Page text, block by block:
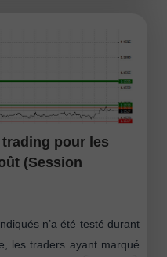
trading pour les
(Session
n’a été testé durant
les traders ayant marqué